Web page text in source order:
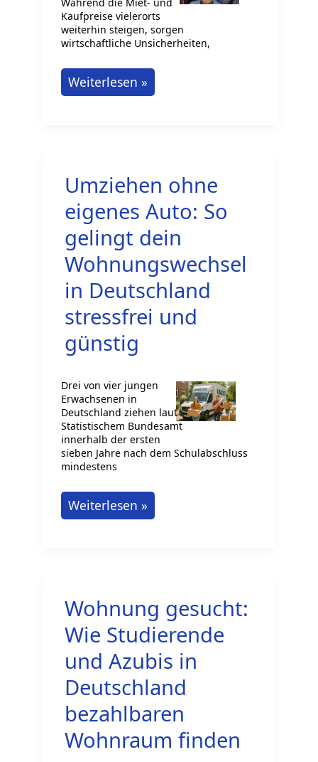
Kaufpreise vielerorts
weiterhin steigen, sorgen
wirtschaftliche Unsicherheiten,
Immobilienmarkt
Deutschland
Herausforderungen
für
private
Mieter
und
Immobilienkäufer
Weiterlesen »
Umziehen ohne
eigenes Auto: So
gelingt dein
Wohnungswechsel
in Deutschland
stressfrei und
günstig
Drei von vier jungen
Erwachsenen in
Deutschland ziehen laut
Statistischem Bundesamt
innerhalb der ersten
sieben Jahre nach dem Schulabschluss
mindestens
Umziehen
ohne
gelingt
dein
Wohnungswechsel
in
Deutschland
stressfrei
und
günstig
Weiterlesen »
Wohnung gesucht:
Wie Studierende
und Azubis in
Deutschland
bezahlbaren
Wohnraum finden